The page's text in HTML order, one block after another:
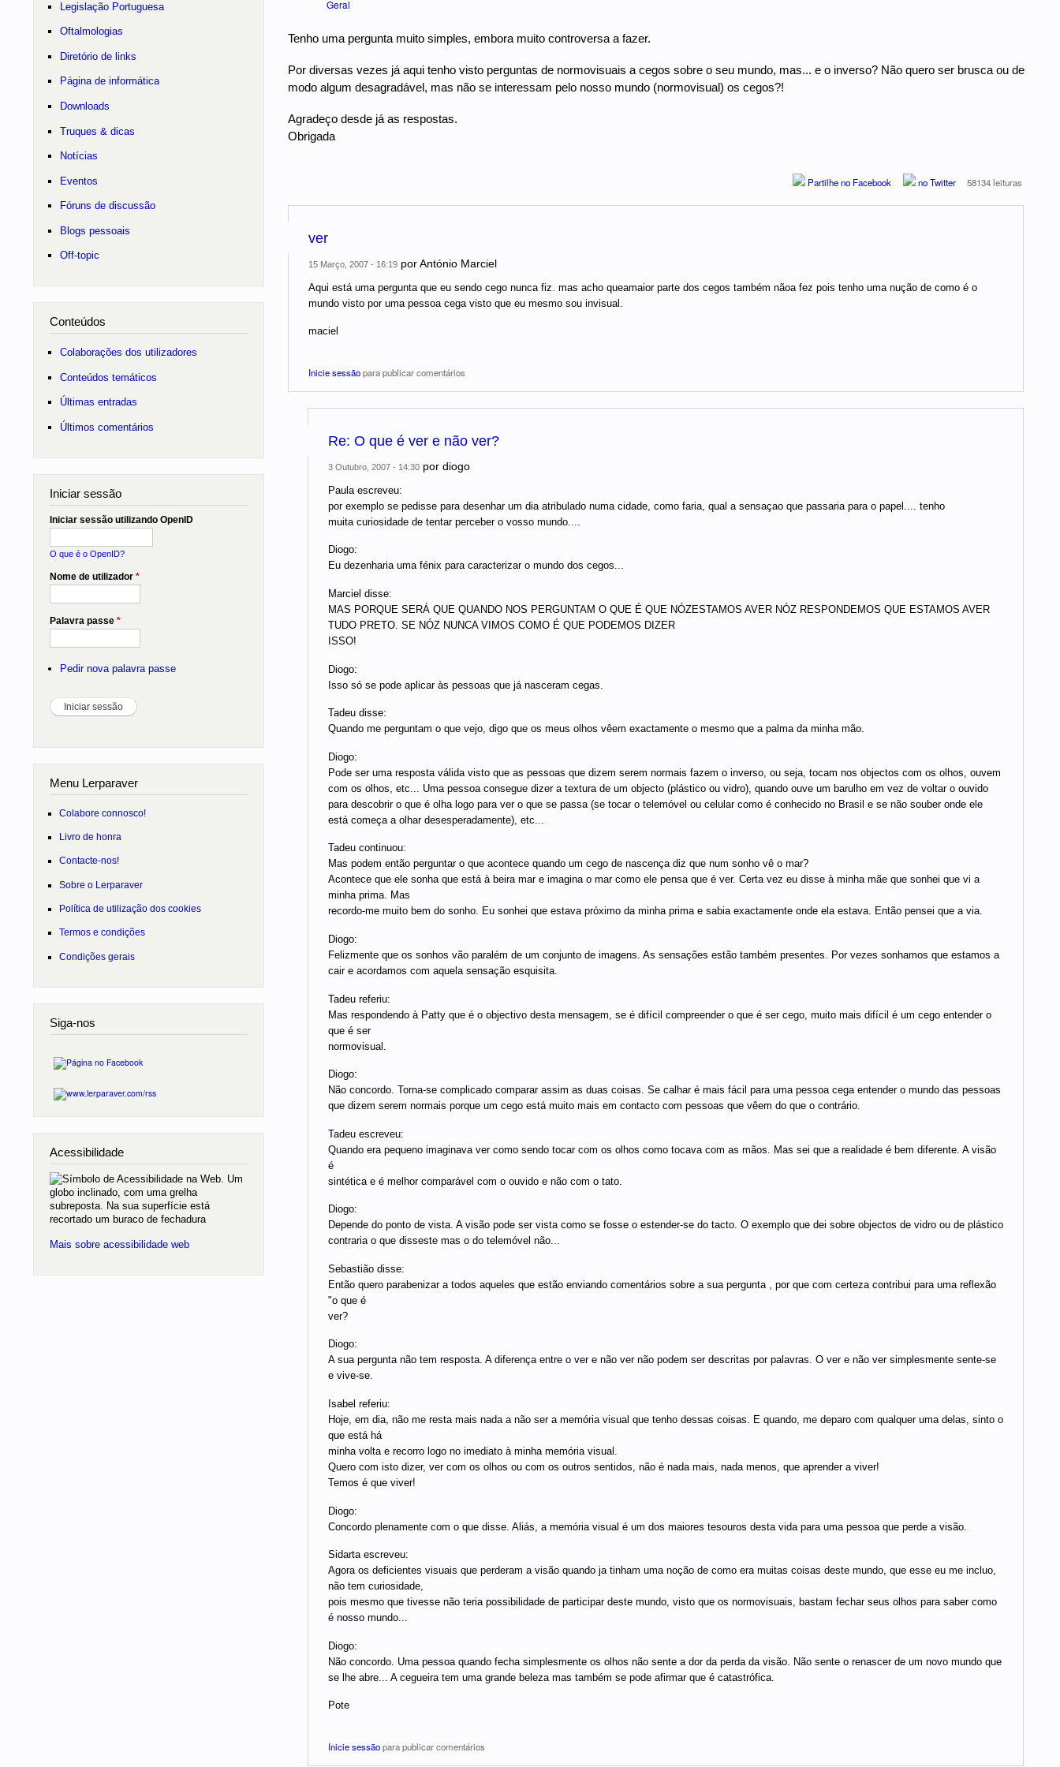
Geral
Tenho uma pergunta muito simples, embora muito controversa a fazer.
Por diversas vezes já aqui tenho visto perguntas de normovisuais a cegos sobre o seu mundo, mas... e o inverso? Não quero ser brusca ou de
modo algum desagradável, mas não se interessam pelo nosso mundo (normovisual) os cegos?!
Agradeço desde já as respostas.
Obrigada
Partilhe no Facebook no Twitter 58134 leituras
ver
15 Março, 2007 - 16:19porAntónio Marciel
Aqui está uma pergunta que eu sendo cego nunca fiz. mas acho queamaior parte dos cegos também nãoa fez pois tenho uma nução de como é o
mundo visto por uma pessoa cega visto que eu mesmo sou invisual.
maciel
Inicie sessãopara publicar comentários
Re: O que é ver e não ver?
3 Outubro, 2007 - 14:30por diogo
Paula escreveu:
por exemplo se pedisse para desenhar um dia atribulado numa cidade, como faria, qual a sensaçao que passaria para o papel.... tenho
muita curiosidade de tentar perceber o vosso mundo....
Diogo:
Eu dezenharia uma fénix para caracterizar o mundo dos cegos...
Marciel disse:
MAS PORQUE SERÁ QUE QUANDO NOS PERGUNTAM O QUE É QUE NÓZESTAMOS AVER NÓZ RESPONDEMOS QUE ESTAMOS AVER
TUDO PRETO. SE NÓZ NUNCA VIMOS COMO É QUE PODEMOS DIZER
ISSO!
Diogo:
Isso só se pode aplicar às pessoas que já nasceram cegas.
Tadeu disse:
Quando me perguntam o que vejo, digo que os meus olhos vêem exactamente o mesmo que a palma da minha mão.
Diogo:
Pode ser uma resposta válida visto que as pessoas que dizem serem normais fazem o inverso, ou seja, tocam nos objectos com os olhos, ouvem
com os olhos, etc... Uma pessoa consegue dizer a textura de um objecto (plástico ou vidro), quando ouve um barulho em vez de voltar o ouvido
para descobrir o que é olha logo para ver o que se passa (se tocar o telemóvel ou celular como é conhecido no Brasil e se não souber onde ele
está começa a olhar desesperadamente), etc...
Tadeu continuou:
Mas podem então perguntar o que acontece quando um cego de nascença diz que num sonho vê o mar?
Acontece que ele sonha que está à beira mar e imagina o mar como ele pensa que é ver. Certa vez eu disse à minha mãe que sonhei que vi a
minha prima. Mas
recordo-me muito bem do sonho. Eu sonhei que estava próximo da minha prima e sabia exactamente onde ela estava. Então pensei que a via.
Diogo:
Felizmente que os sonhos vão paralém de um conjunto de imagens. As sensações estão também presentes. Por vezes sonhamos que estamos a
cair e acordamos com aquela sensação esquisita.
Tadeu referiu:
Mas respondendo à Patty que é o objectivo desta mensagem, se é difícil compreender o que é ser cego, muito mais difícil é um cego entender o
que é ser
normovisual.
Diogo:
Não concordo. Torna-se complicado comparar assim as duas coisas. Se calhar é mais fácil para uma pessoa cega entender o mundo das pessoas
que dizem serem normais porque um cego está muito mais em contacto com pessoas que vêem do que o contrário.
Tadeu escreveu:
Quando era pequeno imaginava ver como sendo tocar com os olhos como tocava com as mãos. Mas sei que a realidade é bem diferente. A visão
é
sintética e é melhor comparável com o ouvido e não com o tato.
Diogo:
Depende do ponto de vista. A visão pode ser vista como se fosse o estender-se do tacto. O exemplo que dei sobre objectos de vidro ou de plástico
contraria o que disseste mas o do telemóvel não...
Sebastião disse:
Então quero parabenizar a todos aqueles que estão enviando comentários sobre a sua pergunta , por que com certeza contribui para uma reflexão
"o que é
ver?
Diogo:
A sua pergunta não tem resposta. A diferença entre o ver e não ver não podem ser descritas por palavras. O ver e não ver simplesmente sente-se
e vive-se.
Isabel referiu:
Hoje, em dia, não me resta mais nada a não ser a memória visual que tenho dessas coisas. E quando, me deparo com qualquer uma delas, sinto o
que está há
minha volta e recorro logo no imediato à minha memória visual.
Quero com isto dizer, ver com os olhos ou com os outros sentidos, não é nada mais, nada menos, que aprender a viver!
Temos é que viver!
Diogo:
Concordo plenamente com o que disse. Aliás, a memória visual é um dos maiores tesouros desta vida para uma pessoa que perde a visão.
Sidarta escreveu:
Agora os deficientes visuais que perderam a visão quando ja tinham uma noção de como era muitas coisas deste mundo, que esse eu me incluo,
não tem curiosidade,
pois mesmo que tivesse não teria possibilidade de participar deste mundo, visto que os normovisuais, bastam fechar seus olhos para saber como
é nosso mundo...
Diogo:
Não concordo. Uma pessoa quando fecha simplesmente os olhos não sente a dor da perda da visão. Não sente o renascer de um novo mundo que
se lhe abre... A cegueira tem uma grande beleza mas também se pode afirmar que é catastrófica.
Pote
Inicie sessãopara publicar comentários
Legislação Portuguesa
Oftalmologias
Diretório de links
Página de informática
Downloads
Truques & dicas
Notícias
Eventos
Fóruns de discussão
Blogs pessoais
Off-topic
Conteúdos
Colaborações dos utilizadores
Conteúdos temáticos
Últimas entradas
Últimos comentários
Iniciar sessão
Iniciar sessão utilizando OpenID
O que é o OpenID?
Nome de utilizador *
Palavra passe *
Pedir nova palavra passe
Menu Lerparaver
Colabore connosco!
Livro de honra
Contacte-nos!
Sobre o Lerparaver
Política de utilização dos cookies
Termos e condições
Condições gerais
Siga-nos
Acessibilidade
Mais sobre acessibilidade web